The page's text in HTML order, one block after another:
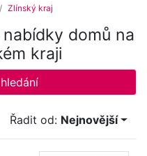
Zlínský kraj
nabídky domů na
kraji
Řadit od: Nejnovější